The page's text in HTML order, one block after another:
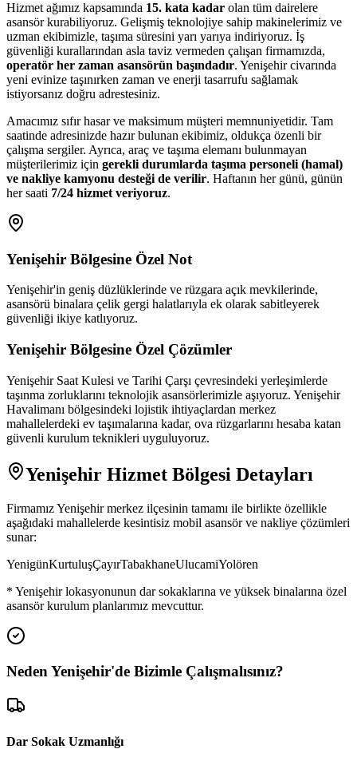
Hizmet ağımız kapsamında 15. kata kadar olan tüm dairelere
asansör kurabiliyoruz. Gelişmiş teknolojiye sahip makinelerimiz ve
uzman ekibimizle, taşıma süresini yarı yarıya indiriyoruz. İş
güvenliği kurallarından asla taviz vermeden çalışan firmamızda,
operatör her zaman asansörün başındadır. Yenişehir civarında
yeni evinize taşınırken zaman ve enerji tasarrufu sağlamak
istiyorsanız doğru adrestesiniz.
Amacımız sıfır hasar ve maksimum müşteri memnuniyetidir. Tam
saatinde adresinizde hazır bulunan ekibimiz, oldukça özenli bir
çalışma sergiler. Ayrıca, araç ve taşıma elemanı bulunmayan
müşterilerimiz için gerekli durumlarda taşıma personeli (hamal)
ve nakliye kamyonu desteği de verilir. Haftanın her günü, günün
her saati 7/24 hizmet veriyoruz.
Yenişehir Bölgesine Özel Not
Yenişehir'in geniş düzlüklerinde ve rüzgara açık mevkilerinde,
asansörü binalara çelik gergi halatlarıyla ek olarak sabitleyerek
güvenliği ikiye katlıyoruz.
Yenişehir Bölgesine Özel Çözümler
Yenişehir Saat Kulesi ve Tarihi Çarşı çevresindeki yerleşimlerde
taşınma zorluklarını teknolojik asansörlerimizle aşıyoruz. Yenişehir
Havalimanı bölgesindeki lojistik ihtiyaçlardan merkez
mahallelerdeki ev taşımalarına kadar, ova rüzgarlarını hesaba katan
güvenli kurulum teknikleri uyguluyoruz.
Yenişehir Hizmet Bölgesi Detayları
FirmamızYenişehir merkez ilçesinin tamamı ile birlikte özellikle
aşağıdaki mahallelerde kesintisiz mobil asansör ve nakliye çözümleri
sunar:
YenigünKurtuluşÇayırTabakhaneUlucamiYolören
* Yenişehir lokasyonunun dar sokaklarına ve yüksek binalarına özel
asansör kurulum planlarımız mevcuttur.
NedenYenişehir'de Bizimle Çalışmalısınız?
Dar Sokak Uzmanlığı